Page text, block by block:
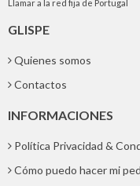
Llamar a la red fija de Portugal
GLISPE
Quienes somos
Contactos
INFORMACIONES
Política Privacidad &
Cómo puedo hacer mi